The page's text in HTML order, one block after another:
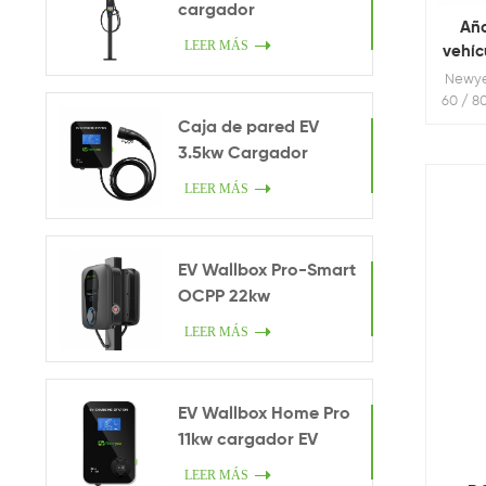
cargador
LEER MÁS
Caja de pared EV
3.5kw Cargador
inteligente en casa
LEER MÁS
EV Wallbox Pro-Smart
OCPP 22kw
LEER MÁS
EV Wallbox Home Pro
11kw cargador EV
LEER MÁS
60 /